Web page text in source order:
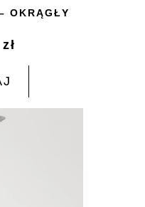
OKRĄGŁY
zł